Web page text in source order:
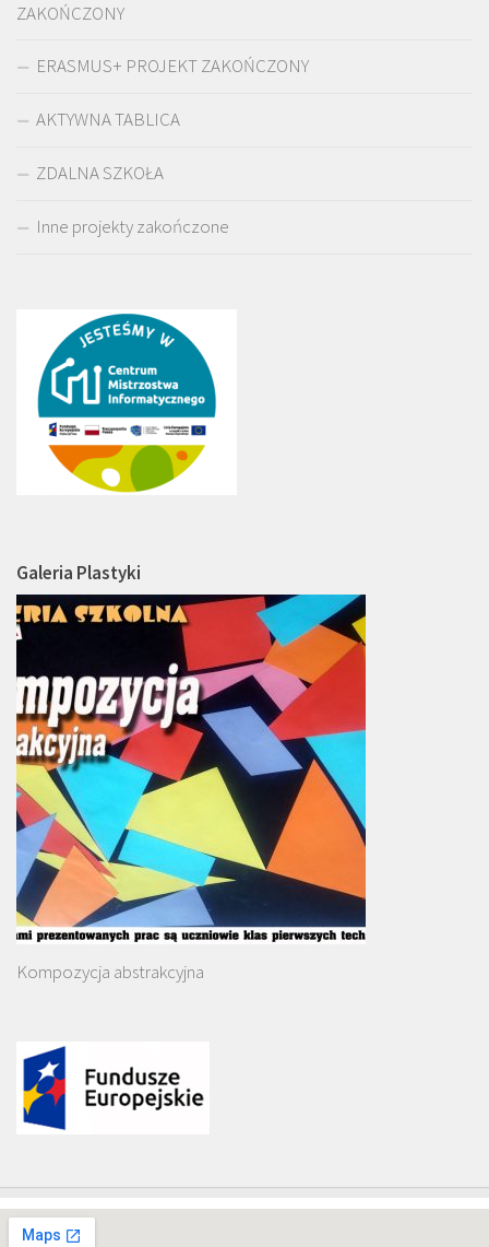
ZAKOŃCZONY
ERASMUS+ PROJEKT ZAKOŃCZONY
AKTYWNA TABLICA
ZDALNA SZKOŁA
Inne projekty zakończone
Galeria Plastyki
Kompozycja abstrakcyjna